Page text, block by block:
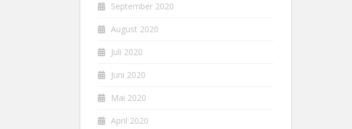
September 2020
August 2020
Juli 2020
Juni 2020
Mai 2020
April 2020